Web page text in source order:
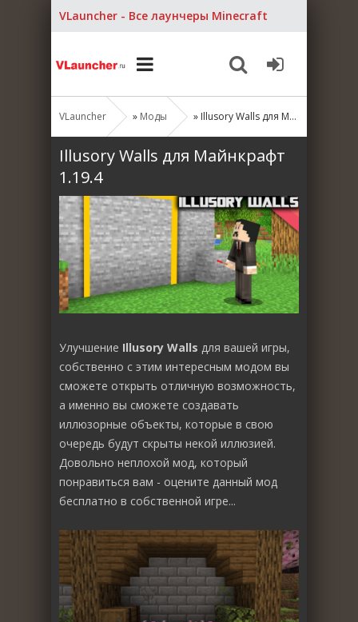
VLauncher - Все лаунчеры Minecraft
VLauncher » Моды » Illusory Walls для Майнкрафт 1.19.4
Illusory Walls для Майнкрафт
1.19.4
Улучшение Illusory Walls для вашей игры,
собственно с этим интересным модом вы
сможете открыть отличную возможность,
а именно вы сможете создавать
иллюзорные объекты, которые в свою
очередь будут скрыты некой иллюзией.
Довольно неплохой мод, который
понравиться вам - оцените данный мод
бесплатно в собственной игре...